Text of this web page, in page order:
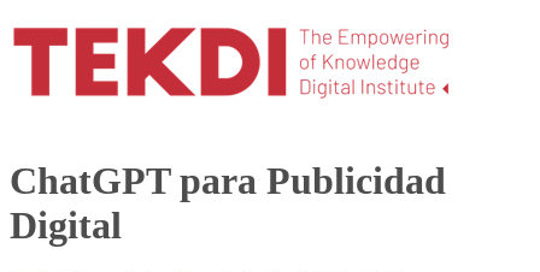
ChatGPT para Publicidad
Digital